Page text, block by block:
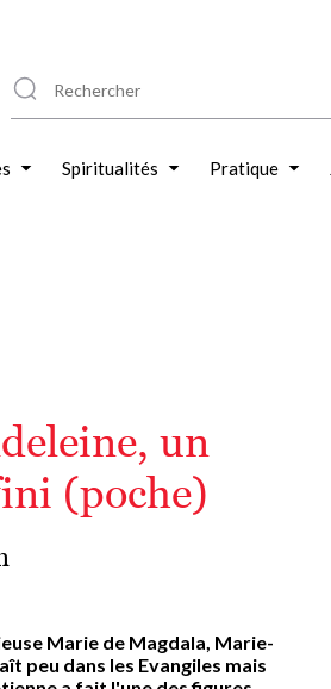
Spiritualités Pratique
un
(poche)
Marie de Magdala, Marie-
peu dans les Evangiles mais